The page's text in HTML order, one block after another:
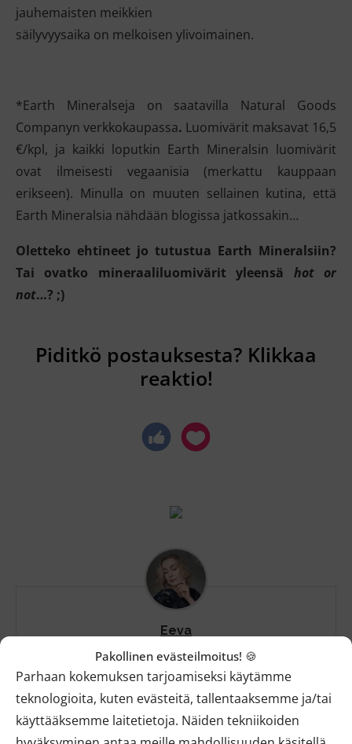
Pakollinen evästeilmoitus! 🍪
Parhaan kokemuksen tarjoamiseksi käytämme
teknologioita, kuten evästeitä, tallentaaksemme ja/tai
käyttääksemme laitetietoja. Näiden tekniikoiden
jauhemaisten meikkien
säilyvyysaika on melkoisen ylivoimainen.
*Earth Mineralseja on saatavilla Natural Goods
Companyn verkkokaupassa. Luomivärit maksavat 16,5
€/kpl, ja kaikki loputkin Earth Mineralsin luomivärit
ovat ilmeisesti vegaanisia (merkattu kauppaan
erikseen). Minulla on muuten sellainen kutina, että
Earth Mineralsia nähdään blogissa jatkossakin…
Oletteko ehtineet jo tutustua Earth Mineralsiin?
Tai ovatko mineraaliluomivärit yleensä hot or
not…? ;)
Piditkö postauksesta? Klikkaa
reaktio!
Eeva
Eeva tuntee vegaanisen ja luonnollisen
kauneuden kentän yli 10 vuoden kokemuksella.
Helpot meikkivinkit, ihonhoidon parhaat
tuotteet ja eettiset vaatelöydöt innostavat!